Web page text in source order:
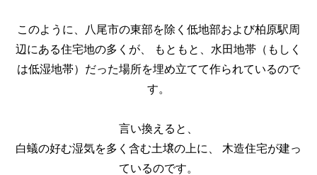
このように、八尾市の東部を除く低地部および柏原駅周
辺にある住宅地の多くが、
もともと、水田地帯（もしく
は低湿地帯）だった場所を埋め立てて作られているので
す。
言い換えると、
白蟻の好む湿気を多く含む土壌の上に、
木造住宅が建っ
ているのです。